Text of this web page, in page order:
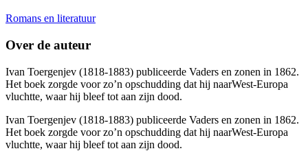
Romans en literatuur
Over de auteur
Ivan Toergenjev (1818-1883) publiceerde Vaders en zonen in 1862.
Het boek zorgde voor zo’n opschudding dat hij naarWest-Europa
vluchtte, waar hij bleef tot aan zijn dood.
Ivan Toergenjev (1818-1883) publiceerde Vaders en zonen in 1862.
Het boek zorgde voor zo’n opschudding dat hij naarWest-Europa
vluchtte, waar hij bleef tot aan zijn dood.